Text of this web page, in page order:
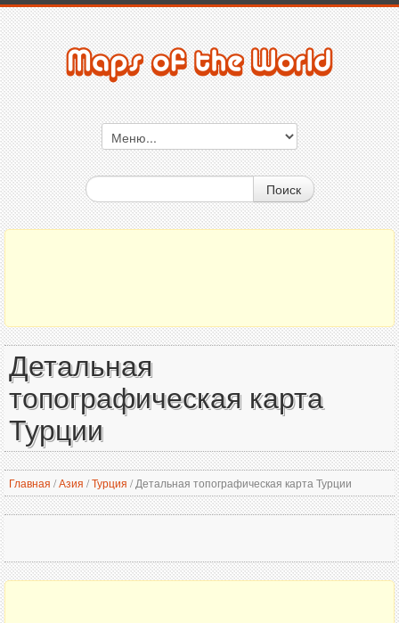
Поиск
Детальная
топографическая карта
Турции
Главная /Азия /Турция /Детальная топографическая карта Турции